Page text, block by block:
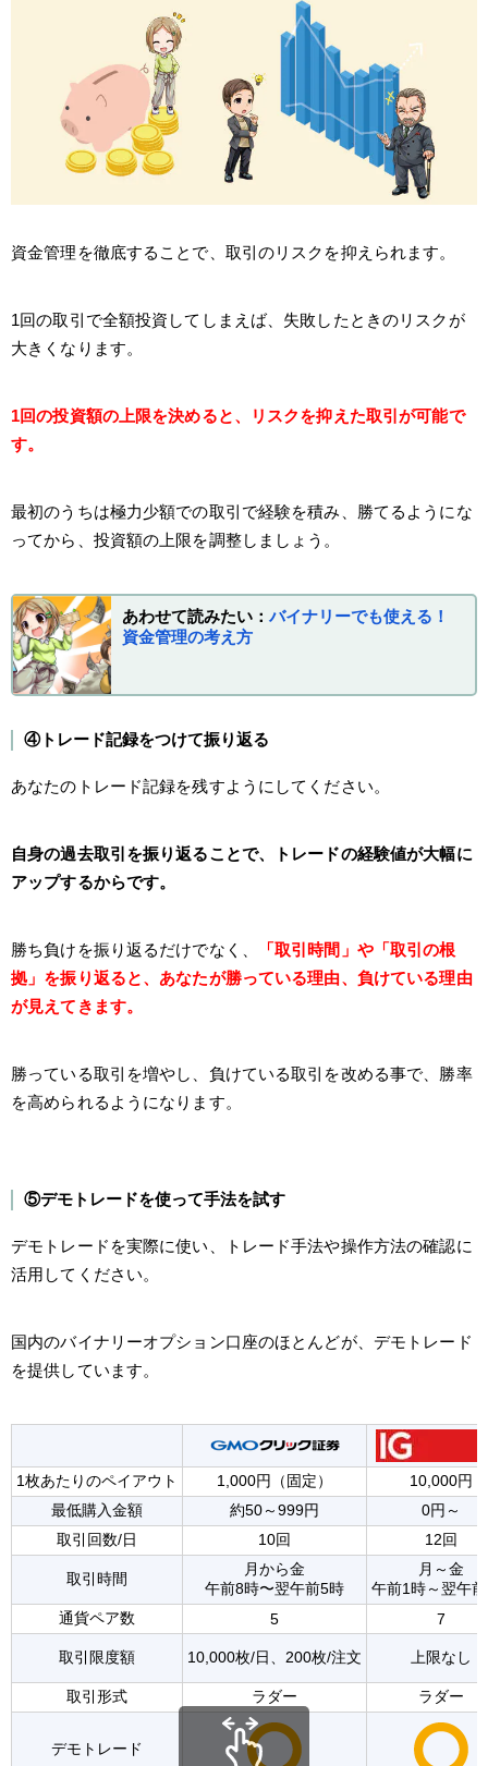
資金管理を徹底することで、取引のリスクを抑えられます。
1回の取引で全額投資してしまえば、失敗したときのリスクが
大きくなります。
1回の投資額の上限を決めると、リスクを抑えた取引が可能で
す。
最初のうちは極力少額での取引で経験を積み、勝てるようにな
ってから、投資額の上限を調整しましょう。
あわせて読みたい： バイナリーでも使える！
資金管理の考え方
④トレード記録をつけて振り返る
あなたのトレード記録を残すようにしてください。
自身の過去取引を振り返ることで、トレードの経験値が大幅に
アップするからです。
勝ち負けを振り返るだけでなく、
「取引時間」や「取引の根
拠」を振り返ると、あなたが勝っている理由、負けている理由
が見えてきます。
勝っている取引を増やし、負けている取引を改める事で、勝率
を高められるようになります。
⑤デモトレードを使って手法を試す
デモトレードを実際に使い、トレード手法や操作方法の確認に
活用してください。
国内のバイナリーオプション口座のほとんどが、デモトレード
を提供しています。
1枚あたりのペイアウト 1,000円（固定）
10,000円
最低購入金額
約50～999円
0円～
取引回数/日
10回 12回
取引時間
月から金
午前8時〜翌午前5時
月～金
午前1時～翌午
通貨ペア数
5 7
取引限度額 10,000枚/日、200枚/注文 上限なし
取引形式 ラダー ラダー
デモトレード